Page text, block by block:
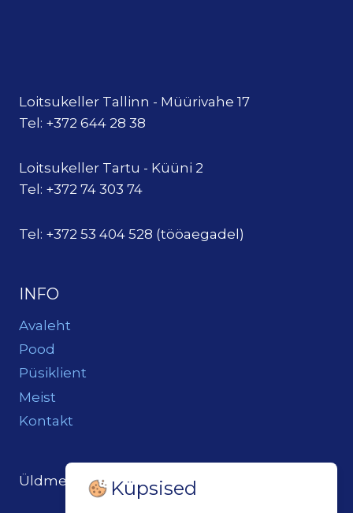
Loitsukeller Tallinn - Müürivahe 17
Tel: +372 644 28 38
Loitsukeller Tartu - Küüni 2
Tel: +372 74 303 74
Tel: +372 53 404 528 (tööaegadel)
INFO
Avaleht
Pood
Püsiklient
Meist
Kontakt
Üldmeil: loits@loitsukeller.ee
Küpsised